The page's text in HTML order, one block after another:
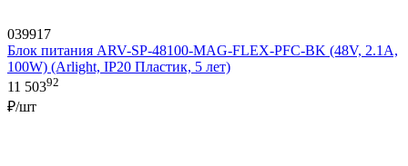
039917
Блок питания ARV-SP-48100-MAG-FLEX-PFC-BK (48V, 2.1A,
100W) (Arlight, IP20 Пластик, 5 лет)
11 50392
₽/шт